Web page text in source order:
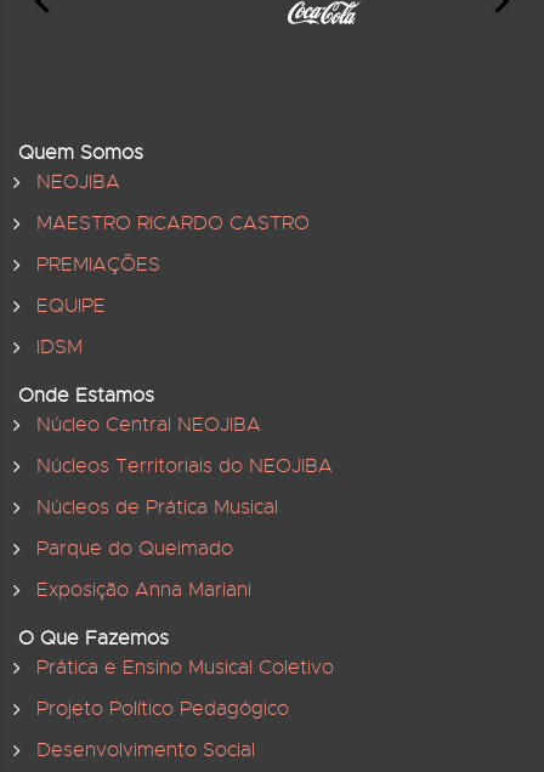
Quem Somos
NEOJIBA
MAESTRO RICARDO CASTRO
PREMIAÇÕES
EQUIPE
IDSM
Onde Estamos
Núcleo Central NEOJIBA
Núcleos Territoriais do NEOJIBA
Núcleos de Prática Musical
Parque do Queimado
Exposição Anna Mariani
O Que Fazemos
Prática e Ensino Musical Coletivo
Projeto Político Pedagógico
Desenvolvimento Social